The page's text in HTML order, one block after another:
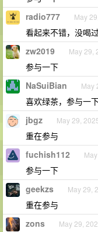
radio777 May
看起来不错，没喝
zw2019 May 29,
参与一下
NaSuiBian May
喜欢绿茶，参与一
jbgz May 29,
重在参与
fuchish112
参与一下
geekzs May 29,
重在参与
zons May 29,